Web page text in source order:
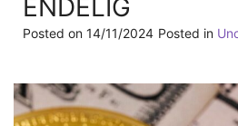
ENDELIG
Posted on 14/11/2024 Posted in